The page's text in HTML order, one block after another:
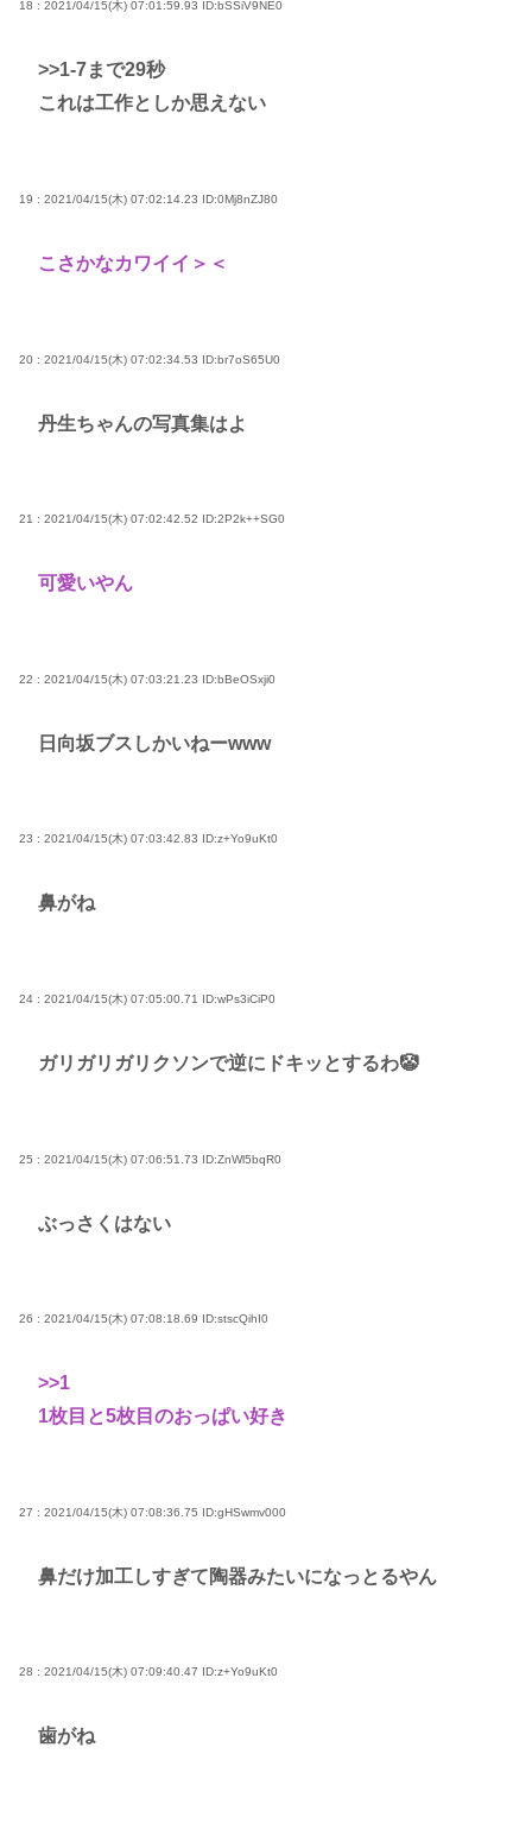
18 : 2021/04/15(木) 07:01:59.93 ID:bSSiV9NE0
>>1-7まで29秒
これは工作としか思えない
19 : 2021/04/15(木) 07:02:14.23 ID:0Mj8nZJ80
こさかなカワイイ＞＜
20 : 2021/04/15(木) 07:02:34.53 ID:br7oS65U0
丹生ちゃんの写真集はよ
21 : 2021/04/15(木) 07:02:42.52 ID:2P2k++SG0
可愛いやん
22 : 2021/04/15(木) 07:03:21.23 ID:bBeOSxji0
日向坂ブスしかいねーwww
23 : 2021/04/15(木) 07:03:42.83 ID:z+Yo9uKt0
鼻がね
24 : 2021/04/15(木) 07:05:00.71 ID:wPs3iCiP0
ガリガリガリクソンで逆にドキッとするわ🤡
25 : 2021/04/15(木) 07:06:51.73 ID:ZnWl5bqR0
ぶっさくはない
26 : 2021/04/15(木) 07:08:18.69 ID:stscQihI0
>>1
1枚目と5枚目のおっぱい好き
27 : 2021/04/15(木) 07:08:36.75 ID:gHSwmv000
鼻だけ加工しすぎて陶器みたいになっとるやん
28 : 2021/04/15(木) 07:09:40.47 ID:z+Yo9uKt0
歯がね